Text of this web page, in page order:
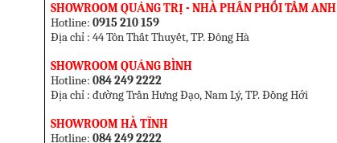
SHOWROOM QUẢNG TRỊ - NHÀ PHÂN PHỐI TÂM ANH
Hotline:0915 210 159
Địa chỉ : 44 Tôn Thất Thuyết, TP. Đông Hà
SHOWROOM QUẢNG BÌNH
Hotline:084 249 2222
Địa chỉ : đường Trần Hưng Đạo, Nam Lý, TP. Đồng Hới
SHOWROOM HÀ TĨNH
Hotline:084 249 2222